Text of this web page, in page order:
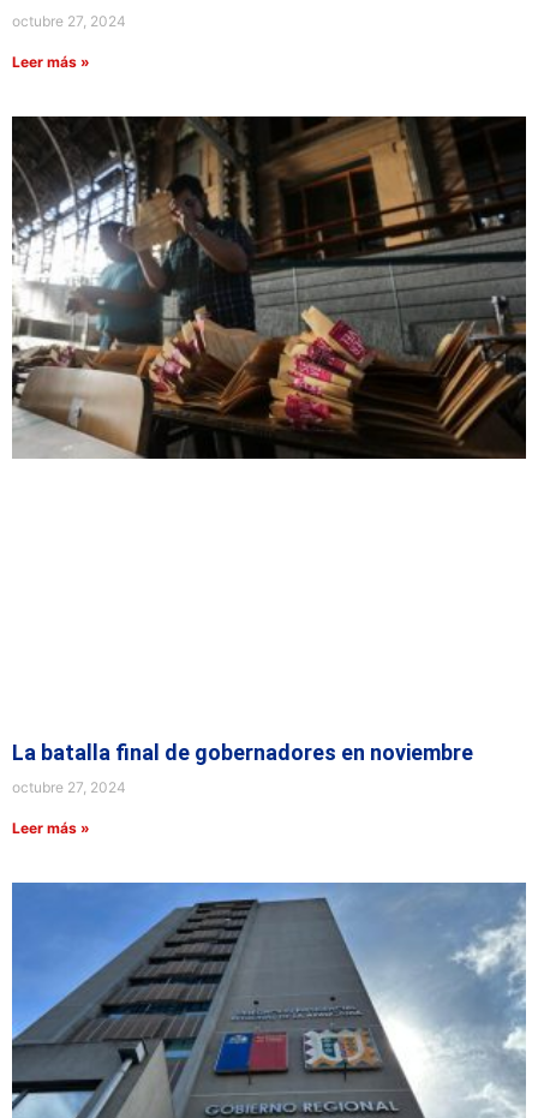
octubre 27, 2024
Leer más »
La batalla final de gobernadores en noviembre
octubre 27, 2024
Leer más »